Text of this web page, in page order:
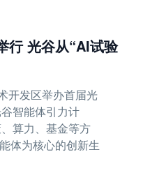
行 光谷从“AI试验
开发区举办首届光
智能体引力计
算力、基金等方
体为核心的创新生